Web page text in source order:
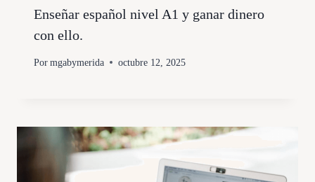
Enseñar español nivel A1 y ganar dinero
con ello.
Por mgabymerida octubre 12, 2025